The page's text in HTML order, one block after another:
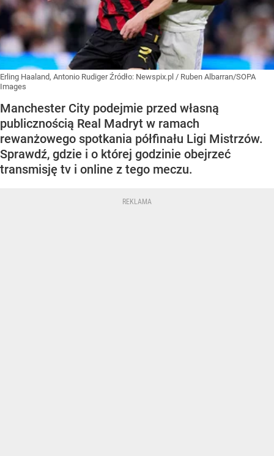
Erling Haaland, Antonio RudigerŹródło: Newspix.pl / Ruben Albarran/SOPA
Images
Manchester City podejmie przed własną
publicznością Real Madryt w ramach
rewanżowego spotkania półfinału Ligi Mistrzów.
Sprawdź, gdzie i o której godzinie obejrzeć
transmisję tv i online z tego meczu.